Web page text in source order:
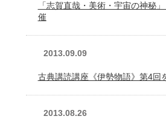
「志賀直哉・美術・宇宙の神秘
催
2013.09.09
古典講読講座《伊勢物語》第4回
2013.08.26